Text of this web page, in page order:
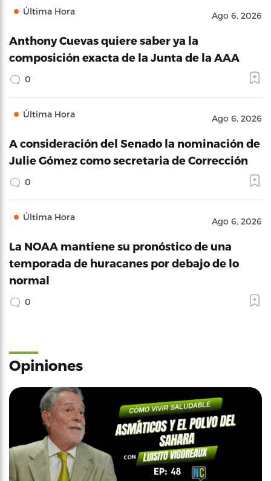
Última Hora Ago 6, 2026
Anthony Cuevas quiere saber ya la
composición exacta de la Junta de la AAA
0
Última Hora Ago 6, 2026
A consideración del Senado la nominación de
Julie Gómez como secretaria de Corrección
0
Última Hora Ago 6, 2026
La NOAA mantiene su pronóstico de una
temporada de huracanes por debajo de lo
normal
0
Opiniones